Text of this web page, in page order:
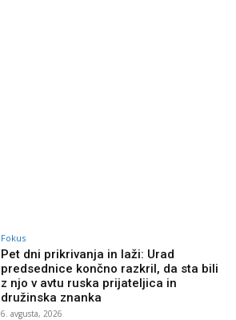
Fokus
Pet dni prikrivanja in laži: Urad
predsednice končno razkril, da sta bili
z njo v avtu ruska prijateljica in
družinska znanka
6. avgusta, 2026